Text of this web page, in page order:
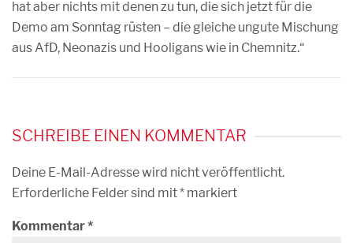
hat aber nichts mit denen zu tun, die sich jetzt für die
Demo am Sonntag rüsten – die gleiche ungute Mischung
aus AfD, Neonazis und Hooligans wie in Chemnitz.“
SCHREIBE EINEN KOMMENTAR
Deine E-Mail-Adresse wird nicht veröffentlicht.
Erforderliche Felder sind mit* markiert
Kommentar*